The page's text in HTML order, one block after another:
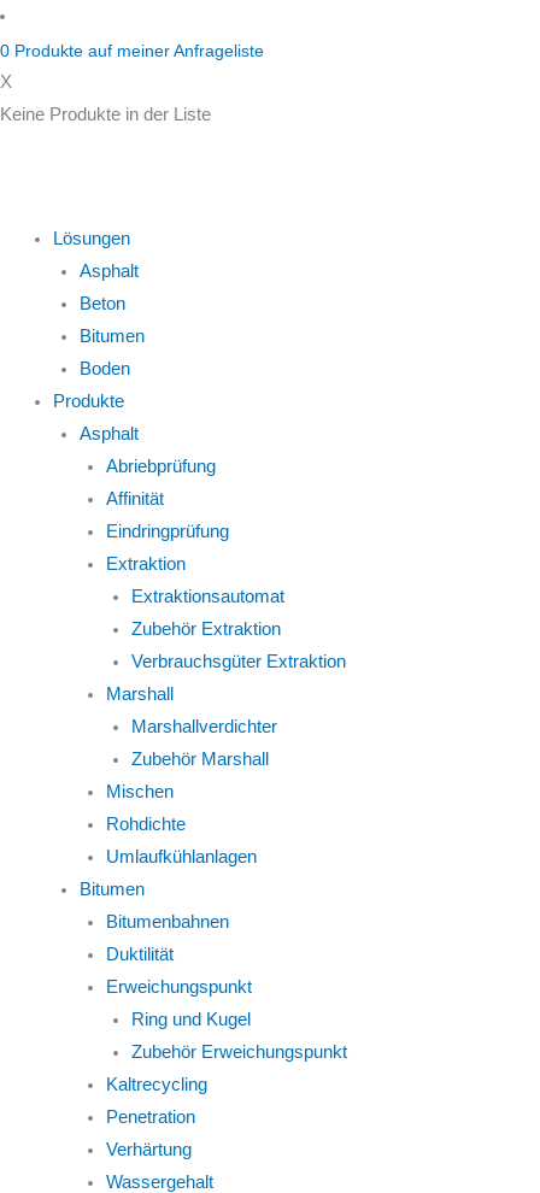
Zum
Inhalt
springen
0 Produkte auf meiner Anfrageliste
X
Keine Produkte in der Liste
Lösungen
Asphalt
Beton
Bitumen
Boden
Produkte
Asphalt
Abriebprüfung
Affinität
Eindringprüfung
Extraktion
Extraktionsautomat
Zubehör Extraktion
Verbrauchsgüter Extraktion
Marshall
Marshallverdichter
Zubehör Marshall
Mischen
Rohdichte
Umlaufkühlanlagen
Bitumen
Bitumenbahnen
Duktilität
Erweichungspunkt
Ring und Kugel
Zubehör Erweichungspunkt
Kaltrecycling
Penetration
Verhärtung
Wassergehalt